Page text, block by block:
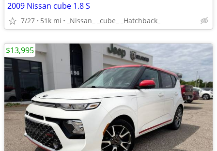
2009 Nissan cube 1.8 S
7/27 51k mi _Nissan_ _cube_ _Hatchback_
$13,995